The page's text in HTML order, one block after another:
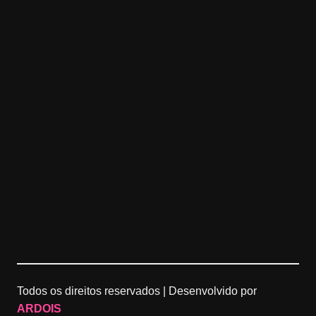
Todos os direitos reservados |
Desenvolvido por
ARDOIS